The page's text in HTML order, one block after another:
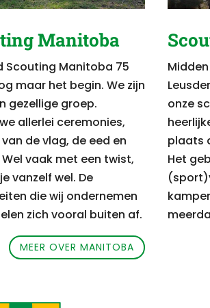
Manitoba
Scouting Manitoba 75
maar het begin. We zijn
gezellige groep.
allerlei ceremonies,
de vlag, de eed en
Wel vaak met een twist,
vanzelf wel. De
die wij ondernemen
zich vooral buiten af.
MEER OVER MANITOBA
onze
plaats
Het